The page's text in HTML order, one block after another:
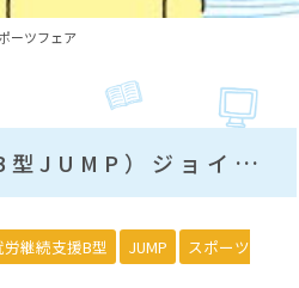
ーツフェア
（就労継続支援B型JUMP）ジョイフルスポーツフェア
労継続支援B型 JUMP
スポーツ